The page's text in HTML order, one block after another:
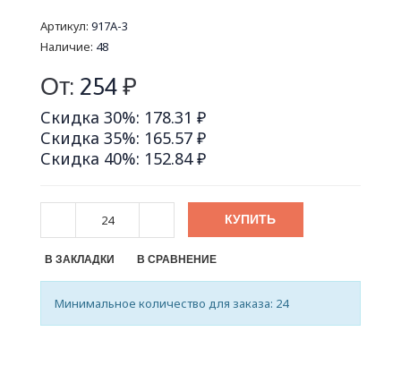
Артикул: 917A-3
Наличие: 48
От: 254₽
Скидка 30%: 178.31 ₽
Скидка 35%: 165.57 ₽
Скидка 40%: 152.84 ₽
КУПИТЬ
В ЗАКЛАДКИ В СРАВНЕНИЕ
Минимальное количество для заказа: 24